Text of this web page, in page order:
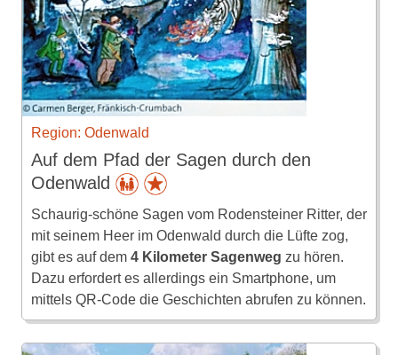
Region: Odenwald
Auf dem Pfad der Sagen durch den
Odenwald
Schaurig-schöne Sagen vom Rodensteiner Ritter, der
mit seinem Heer im Odenwald durch die Lüfte zog,
gibt es auf dem 4 Kilometer Sagenweg zu hören.
Dazu erfordert es allerdings ein Smartphone, um
mittels QR-Code die Geschichten abrufen zu können.